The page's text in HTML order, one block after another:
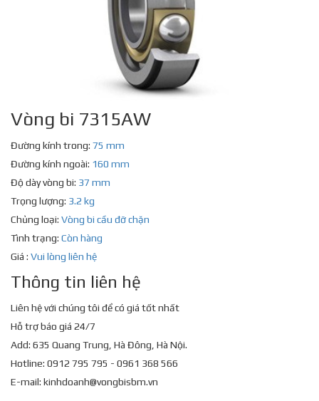
Vòng bi 7315AW
Đường kính trong: 75 mm
Đường kính ngoài: 160 mm
Độ dày vòng bi: 37 mm
Trọng lượng: 3.2 kg
Chủng loại: Vòng bi cầu đỡ chặn
Tình trạng: Còn hàng
Giá : Vui lòng liên hệ
Thông tin liên hệ
Liên hệ với chúng tôi để có giá tốt nhất
Hỗ trợ báo giá 24/7
Add: 635 Quang Trung, Hà Đông, Hà Nội.
Hotline: 0912 795 795 - 0961 368 566
E-mail: kinhdoanh@vongbisbm.vn